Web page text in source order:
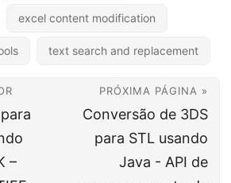
excel content modification
text search and replacement
–
PRÓXIMA PÁGINA »
Conversão de 3DS
para STL usando
Java - API de